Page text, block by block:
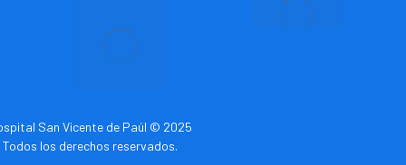
San Vicente de Paúl © 2025
Todos los derechos reservados.